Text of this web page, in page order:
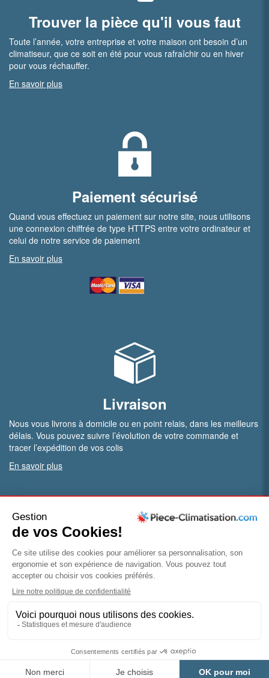
Trouver la pièce qu'il vous faut
Toute l’année, votre entreprise et votre maison ont besoin d’un
climatiseur, que ce soit en été pour vous rafraîchir ou en hiver
pour vous réchauffer.
En savoir plus
Paiement sécurisé
Quand vous effectuez un paiement sur notre site, nous utilisons
une connexion chiffrée de type HTTPS entre votre ordinateur et
celui de notre service de paiement
En savoir plus
Livraison
Nous vous livrons à domicile ou en point relais, dans les meilleurs
délais. Vous pouvez suivre l’évolution de votre commande et
tracer l’expédition de vos colis
En savoir plus
Vous êtes professionnel ?
Bénéficiez de conditions particulières en ouvrant un compte
pro
Mentions légales|Conditions
générales de vente| Politique de confidentialité